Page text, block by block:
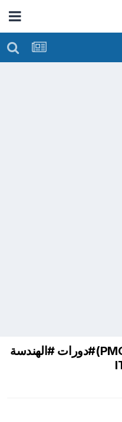
دورة مكتب إدارة المشاريع (PMO)#دورات #الهندسة